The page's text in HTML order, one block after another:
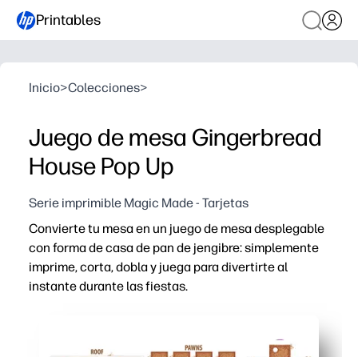
Printables
Inicio>Colecciones>
Juego de mesa Gingerbread
House Pop Up
Serie imprimible Magic Made - Tarjetas
Convierte tu mesa en un juego de mesa desplegable
con forma de casa de pan de jengibre: simplemente
imprime, corta, dobla y juega para divertirte al
instante durante las fiestas.
El diseño 3D engancha a los niños: la escena